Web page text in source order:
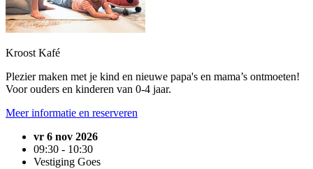
Kroost Kafé
Plezier maken met je kind en nieuwe papa's en mama’s ontmoeten!
Voor ouders en kinderen van 0-4 jaar.
Meer informatie en reserveren
vr 6 nov 2026
09:30 - 10:30
Vestiging Goes